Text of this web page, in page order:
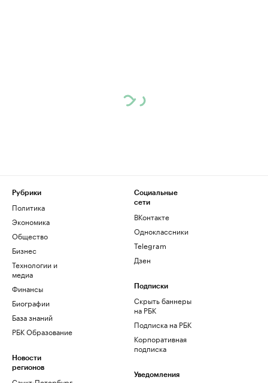
Рубрики
Политика
Экономика
Общество
Бизнес
Технологии и
медиа
Финансы
Биографии
База знаний
РБК Образование
Новости
регионов
Социальные
сети
ВКонтакте
Одноклассники
Telegram
Дзен
Подписки
Скрыть баннеры
на РБК
Подписка на РБК
Корпоративная
подписка
Уведомления